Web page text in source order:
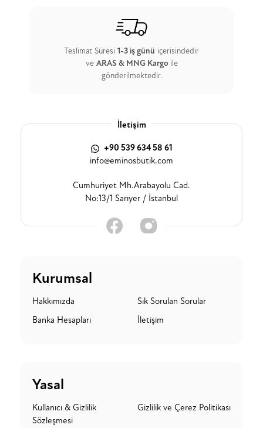
Teslimat Süresi 1-3 iş günü içerisindedir
ve ARAS & MNG Kargo ile
gönderilmektedir.
İletişim
+90 539 634 58 61
info@eminosbutik.com
Cumhuriyet Mh.Arabayolu Cad.
No:13/1 Sarıyer / İstanbul
Kurumsal
Hakkımızda
Sık Sorulan Sorular
Banka Hesapları
İletişim
Yasal
Kullanıcı & Gizlilik
Sözleşmesi
Gizlilik ve Çerez Politikası